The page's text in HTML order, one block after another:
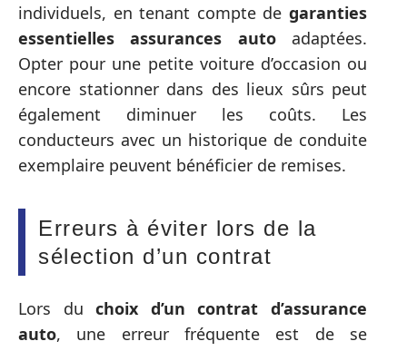
individuels, en tenant compte de garanties
essentielles assurances autoadaptées.
Opter pour une petite voiture d’occasion ou
encore stationner dans des lieux sûrs peut
également diminuer les coûts. Les
conducteurs avec un historique de conduite
exemplaire peuvent bénéficier de remises.
Erreurs à éviter lors de la
sélection d’un contrat
Lors duchoix d’un contrat d’assurance
auto, une erreur fréquente est de se